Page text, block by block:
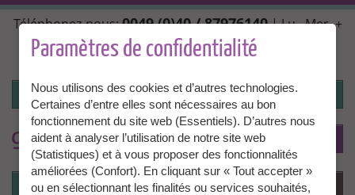
Aller
au
contenu
principal
Téléphonez-nous:0049 (0)40 / 87976140| Lu., Mer. +
Ven. 10:00 - 14:00, Ma. + Jeu. 14:00 - 18:00 |
info@granny-aupair.com
Connexion
Connexion Menu
Paramètres de confidentialité
Nous utilisons des cookies et d’autres technologies.
Certaines d’entre elles sont nécessaires au bon
fonctionnement du site web (Essentiels). D’autres nous
aident à analyser l’utilisation de notre site web
(Statistiques) et à vous proposer des fonctionnalités
améliorées (Confort). En cliquant sur « Tout accepter »
ou en sélectionnant les finalités ou services souhaités,